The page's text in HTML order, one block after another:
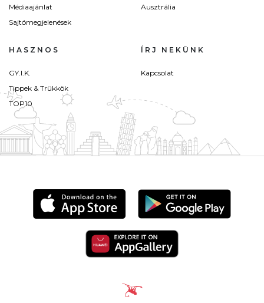
Médiaajánlat
Sajtómegjelenések
Ausztrália
HASZNOS
GY.I.K.
Tippek & Trükkök
TOP10
ÍRJ NEKÜNK
Kapcsolat